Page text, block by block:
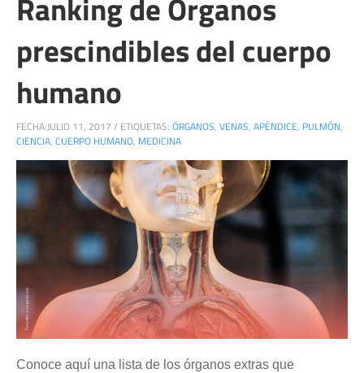
prescindibles del cuerpo
humano
FECHA:JULIO 11, 2017 / ETIQUETAS: ÓRGANOS, VENAS, APÉNDICE, PULMÓN,
CIENCIA, CUERPO HUMANO, MEDICINA
Conoce aquí una lista de los órganos extras que